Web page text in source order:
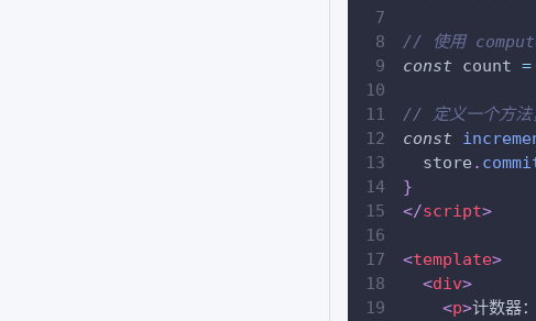
// 使用
const count =
// 定义一个方
const
  store
.
}
</script>
<template>
<div>
<p>计数